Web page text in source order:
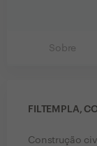
Sobre
FILTEMPLA,
Construção